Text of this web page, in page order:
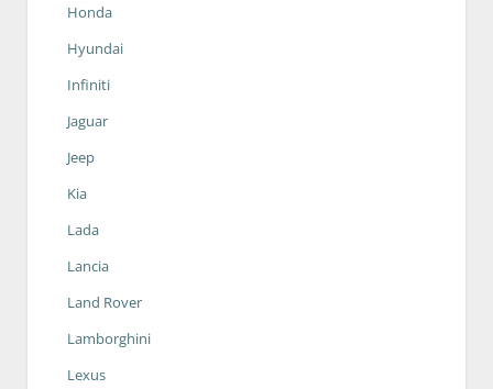
Honda
Hyundai
Infiniti
Jaguar
Jeep
Kia
Lada
Lancia
Land Rover
Lamborghini
Lexus